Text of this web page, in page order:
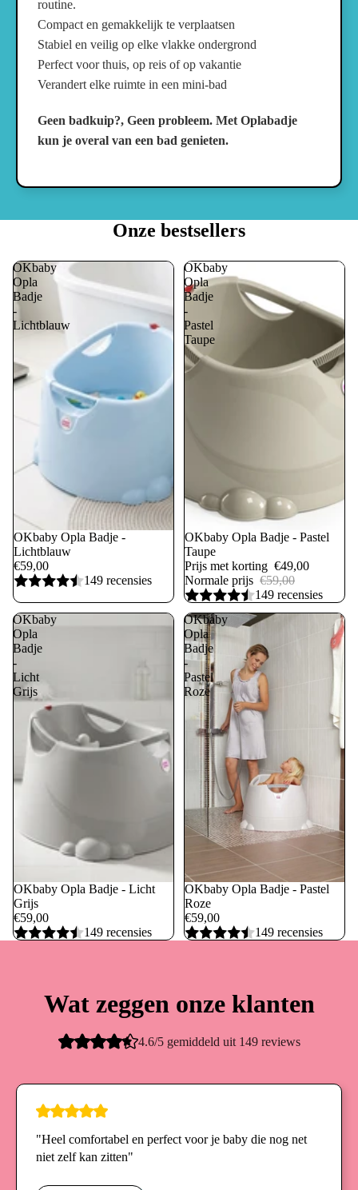
routine.
Compact en gemakkelijk te verplaatsen
Stabiel en veilig op elke vlakke ondergrond
Perfect voor thuis, op reis of op vakantie
Verandert elke ruimte in een mini-bad
Geen badkuip?, Geen probleem. Met Oplabadje
kun je overal van een bad genieten.
Onze bestsellers
OKbaby
Opla
Badje
-
Lichtblauw
OKbaby Opla Badje -
Lichtblauw
€59,00
149 recensies
OKbaby
Opla
Badje
-
Pastel
Taupe
Uitverkoop
OKbaby Opla Badje - Pastel
Taupe
Prijs met korting €49,00
Normale prijs €59,00
149 recensies
OKbaby
Opla
Badje
-
Licht
Grijs
OKbaby Opla Badje - Licht
Grijs
€59,00
149 recensies
OKbaby
Opla
Badje
-
Pastel
Roze
OKbaby Opla Badje - Pastel
Roze
€59,00
149 recensies
Wat zeggen onze klanten
4.6/5 gemiddeld uit 149 reviews
"Heel comfortabel en perfect voor je baby die nog net
niet zelf kan zitten"